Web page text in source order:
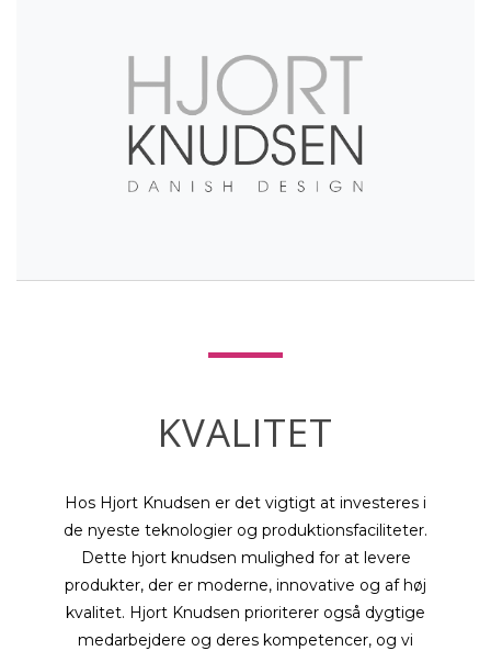
KVALITET
Hos Hjort Knudsen er det vigtigt at investeres i
de nyeste teknologier og produktionsfaciliteter.
Dette hjort knudsen mulighed for at levere
produkter, der er moderne, innovative og af høj
kvalitet. Hjort Knudsen prioriterer også dygtige
medarbejdere og deres kompetencer, og vi